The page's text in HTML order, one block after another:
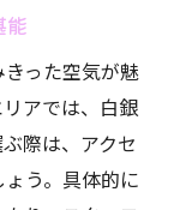
能
った空気が魅
アでは、白銀
際は、アクセ
う。具体的に